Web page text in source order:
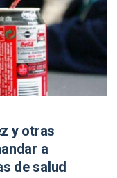
y otras
a
de salud